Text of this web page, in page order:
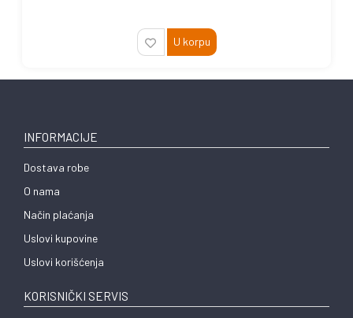
U korpu
INFORMACIJE
Dostava robe
O nama
Način plaćanja
Uslovi kupovine
Uslovi korišćenja
KORISNIČKI SERVIS